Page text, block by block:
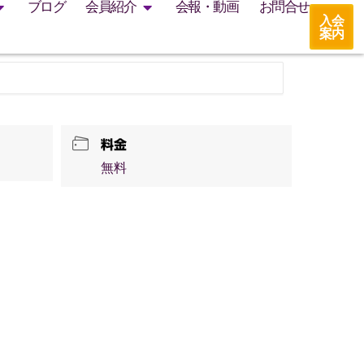
ブログ 会員紹介 会報・動画
お問合せ
入会
案内
料金
無料